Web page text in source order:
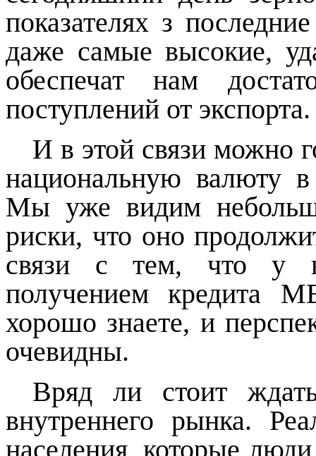
показателях з
даже самые высокие,
обеспечат нам
поступлений от экспорта.
И в этой связи можно
национальную валюту в
Мы уже видим
риски, что оно
связи с тем, что у
получением кредита
хорошо знаете, и
очевидны.
Вряд ли стоит
внутреннего рынка.
населения, которые